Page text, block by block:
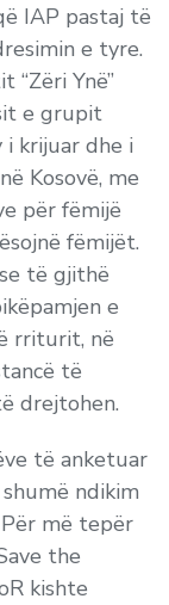
IAP pastaj të
e tyre.
Ynë”
e grupit
i krijuar dhe i
Kosovë, me
për fëmijë
fëmijët.
të gjithë
e
rriturit, në
të
drejtohen.
të anketuar
ndikim
më tepër
the
kishte